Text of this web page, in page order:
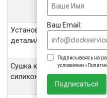
Ваш Email:
Подписываясь на
условиями
Подписаться
Установка или замена
детали/задней крышки/
Сушка корпуса, механизма,
силиконом (без разборки